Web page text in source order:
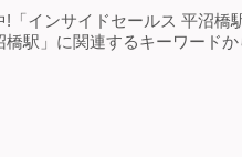
「インサイドセールス 平沼橋
駅」に関連するキーワード